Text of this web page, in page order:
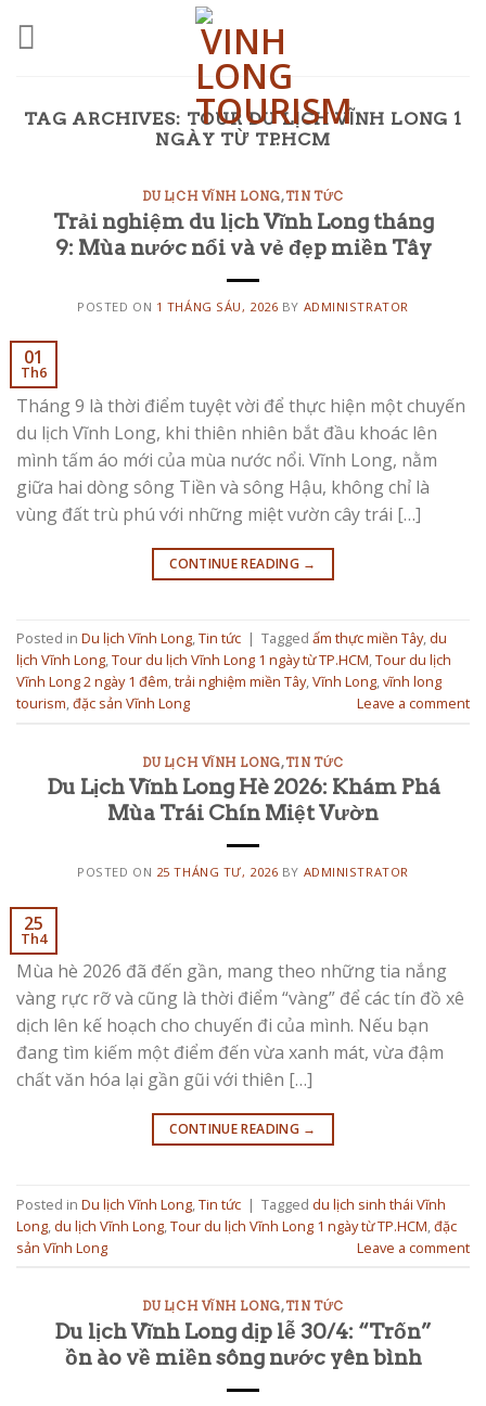
TAG ARCHIVES: TOUR DU LỊCH VĨNH LONG 1
NGÀY TỪ TP.HCM
DU LỊCH VĨNH LONG,TIN TỨC
Trải nghiệm du lịch Vĩnh Long tháng
9: Mùa nước nổi và vẻ đẹp miền Tây
POSTED ON 1 THÁNG SÁU, 2026 BY ADMINISTRATOR
01
Th6
Tháng 9 là thời điểm tuyệt vời để thực hiện một chuyến
du lịch Vĩnh Long, khi thiên nhiên bắt đầu khoác lên
mình tấm áo mới của mùa nước nổi. Vĩnh Long, nằm
giữa hai dòng sông Tiền và sông Hậu, không chỉ là
vùng đất trù phú với những miệt vườn cây trái […]
CONTINUE READING →
Posted in Du lịch Vĩnh Long,Tin tức | Tagged ẩm thực miền Tây, du
lịch Vĩnh Long,Tour du lịch Vĩnh Long 1 ngày từ TP.HCM,Tour du lịch
Vĩnh Long 2 ngày 1 đêm,trải nghiệm miền Tây,Vĩnh Long,vĩnh long
tourism,đặc sản Vĩnh Long Leave a comment
DU LỊCH VĨNH LONG,TIN TỨC
Du Lịch Vĩnh Long Hè 2026: Khám Phá
Mùa Trái Chín Miệt Vườn
POSTED ON 25 THÁNG TƯ, 2026 BY ADMINISTRATOR
25
Th4
Mùa hè 2026 đã đến gần, mang theo những tia nắng
vàng rực rỡ và cũng là thời điểm “vàng” để các tín đồ xê
dịch lên kế hoạch cho chuyến đi của mình. Nếu bạn
đang tìm kiếm một điểm đến vừa xanh mát, vừa đậm
chất văn hóa lại gần gũi với thiên […]
CONTINUE READING →
Posted in Du lịch Vĩnh Long,Tin tức | Tagged du lịch sinh thái Vĩnh
Long, du lịch Vĩnh Long,Tour du lịch Vĩnh Long 1 ngày từ TP.HCM,đặc
sản Vĩnh Long
Leave a comment
DU LỊCH VĨNH LONG,TIN TỨC
Du lịch Vĩnh Long dịp lễ 30/4: “Trốn”
ồn ào về miền sông nước yên bình